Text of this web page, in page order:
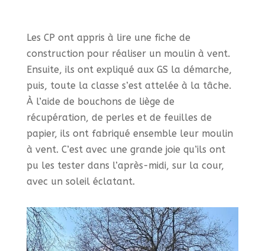
Les CP ont appris à lire une fiche de
construction pour réaliser un moulin à vent.
Ensuite, ils ont expliqué aux GS la démarche,
puis, toute la classe s’est attelée à la tâche.
À l’aide de bouchons de liège de
récupération, de perles et de feuilles de
papier, ils ont fabriqué ensemble leur moulin
à vent. C’est avec une grande joie qu’ils ont
pu les tester dans l’après-midi, sur la cour,
avec un soleil éclatant.